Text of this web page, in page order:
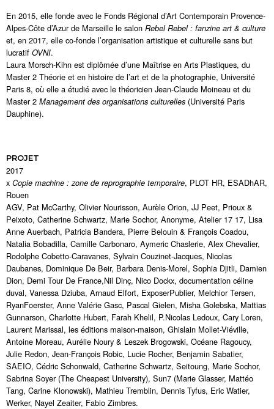
En 2015, elle fonde avec le Fonds Régional d’Art Contemporain Provence-
Alpes-Côte d’Azur de Marseille le salon Rebel Rebel : fanzine art & culture
et, en 2017, elle co-fonde l’organisation artistique et culturelle sans but
lucratif OVNI.
Laura Morsch-Kihn est diplômée d’une Maîtrise en Arts Plastiques, du
Master 2 Théorie et en histoire de l’art et de la photographie, Université
Paris 8, où elle a étudié avec le théoricien Jean-Claude Moineau et du
Master 2 Management des organisations culturelles (Université Paris
Dauphine).
PROJET
2017
x Copie machine : zone de reprographie temporaire, PLOT HR, ESADhAR,
Rouen
AGV, Pat McCarthy, Olivier Nourisson, Aurèle Orion, JJ Peet, Prioux &
Peixoto, Catherine Schwartz, Marie Sochor, Anonyme, Atelier 17 17, Lisa
Anne Auerbach, Patricia Bandera, Pierre Belouin & François Coadou,
Natalia Bobadilla, Camille Carbonaro, Aymeric Chaslerie, Alex Chevalier,
Rodolphe Cobetto-Caravanes, Sylvain Couzinet-Jacques, Nicolas
Daubanes, Dominique De Beir, Barbara Denis-Morel, Sophia Djitli, Damien
Dion, Demi Tour De France,Nil Dinç, Nico Dockx, documentation céline
duval, Vanessa Dziuba, Arnaud Elfort, ExposerPublier, Melchior Tersen,
RyanFoerster, Anne Valérie Gasc, Pascal Gielen, Misha Golebska, Mattias
Gunnarson, Charlotte Hubert, Farah Khelil, P.Nicolas Ledoux, Cary Loren,
Laurent Marissal, les éditions maison-maison, Ghislain Mollet-Viéville,
Antoine Moreau, Aurélie Noury & Leszek Brogowski, Océane Ragoucy,
Julie Redon, Jean-François Robic, Lucie Rocher, Benjamin Sabatier,
SAEIO, Cédric Schonwald, Catherine Schwartz, Seitoung, Marie Sochor,
Sabrina Soyer (The Cheapest University), Sun7 (Marie Glasser, Mattéo
Tang, Carine Klonowski), Mathieu Tremblin, Dennis Tyfus, Eric Watier,
Werker, Nayel Zeaiter, Fabio Zimbres.